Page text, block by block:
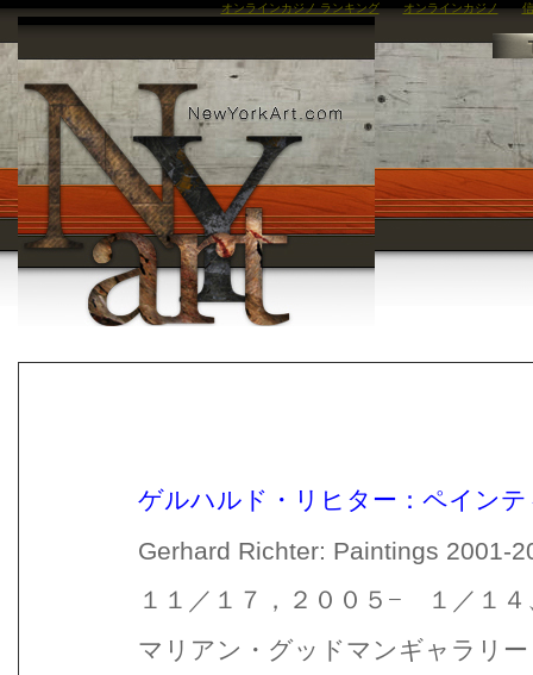
オンラインカジノ ランキング オンラインカジノ
ゲルハルド・リヒター：ペイン
Gerhard Richter: Paintings 2001-
１１／１７，２００５− １／１４
マリアン・グッドマンギャラリー